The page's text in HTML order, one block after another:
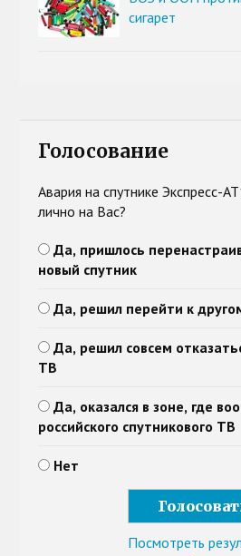
сигарет
Голосование
Авария на спутнике Экспресс-
лично на Вас?
Да, пришлось
новый спутник
Да, решил перейти к
Да, решил совсем
ТВ
Да, оказался в зоне, где
российского спутникового ТВ
Нет
Посмотреть